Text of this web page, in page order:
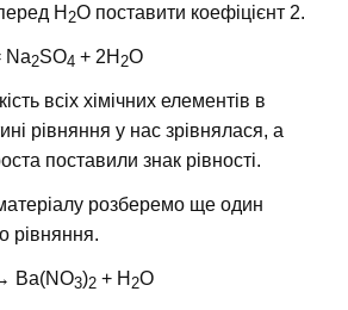
H 2O поставити коефіцієнт 2.
Na2SO4 + 2H 2O
всіх хімічних елементів в
рівняння у нас зрівнялася, а
поставили знак рівності.
розберемо ще один
рівняння.
Ba(NO3)2 + H 2O